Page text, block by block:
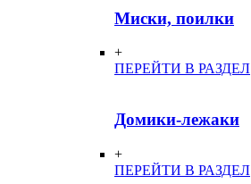
Миски, поилки
+
ПЕРЕЙТИ В РАЗДЕЛ
Домики-лежаки
+
ПЕРЕЙТИ В РАЗДЕЛ